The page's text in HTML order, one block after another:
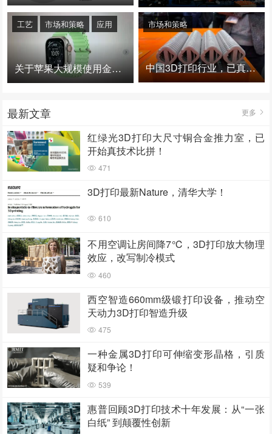
关于苹果大规模使用金属3D打印的思考
工艺 市场和策略 应用
中国3D打印行业，已真正进入爆发时代！
市场和策略
最新文章 更多
红绿光3D打印大尺寸铜合金推力室，已
开始真技术比拼！
471
3D打印最新Nature，清华大学！
610
不用空调让房间降7℃，3D打印放大物理
效应，改写制冷模式
460
西空智造660mm级锻打印设备，推动空
天动力3D打印智造升级
475
一种金属3D打印可伸缩变形晶格，引质
疑和争论！
539
惠普回顾3D打印技术十年发展：从“一张
白纸” 到颠覆性创新